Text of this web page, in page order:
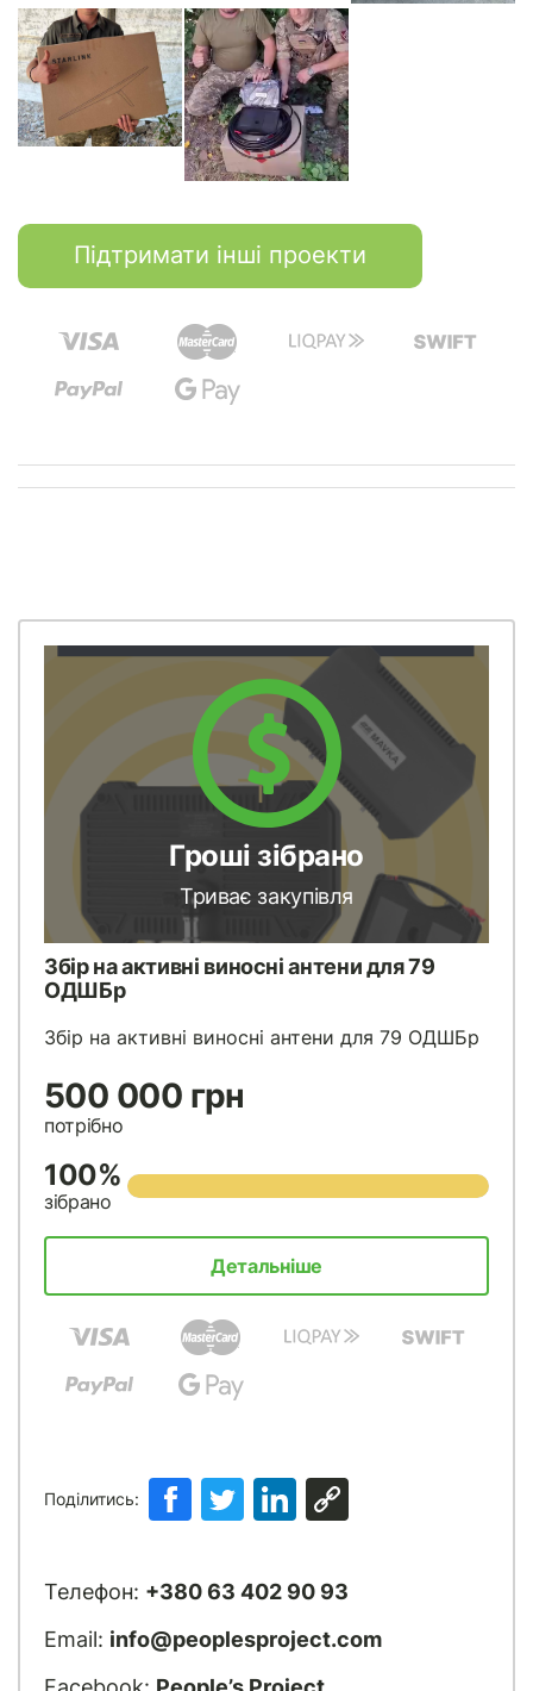
Підтримати інші проекти
Гроші зібрано
Триває закупівля
Збір на активні виносні антени для 79
ОДШБр
Збір на активні виносні антени для 79 ОДШБр
500 000 грн
потрібно
100%
зібрано
Детальніше
Поділитись:
Телефон: +380 63 402 90 93
Email: info@peoplesproject.com